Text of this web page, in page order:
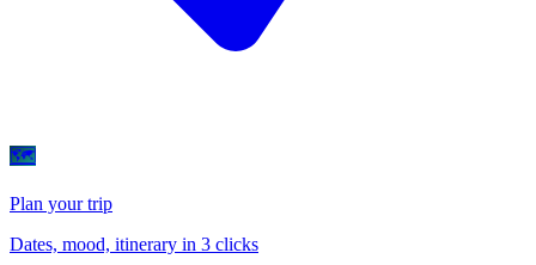
🗺
Plan your trip
Dates, mood, itinerary in 3 clicks